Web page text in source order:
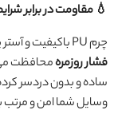
💧 مقاومت در برابر
چرم PU باکیفیت و آستر پلی‌استر مقاوم، کیف را در برابر
فشار روزمرهمحافظت
ساده و بدون دردسر
وسایل شما امن و مرتب